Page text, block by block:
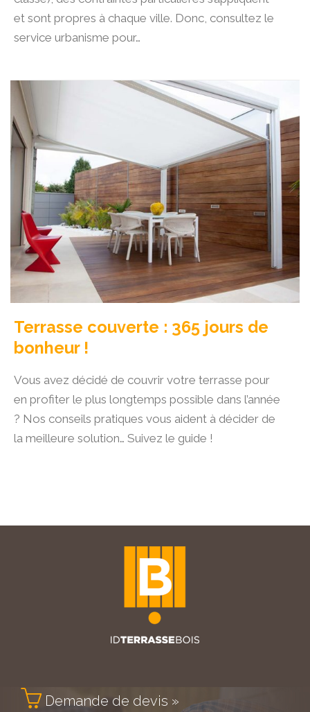
et sont propres à chaque ville. Donc, consultez le
service urbanisme pour…
Terrasse couverte : 365 jours de
bonheur !
Vous avez décidé de couvrir votre terrasse pour
en profiter le plus longtemps possible dans l’année
? Nos conseils pratiques vous aident à décider de
la meilleure solution… Suivez le guide !
 Demande de devis »